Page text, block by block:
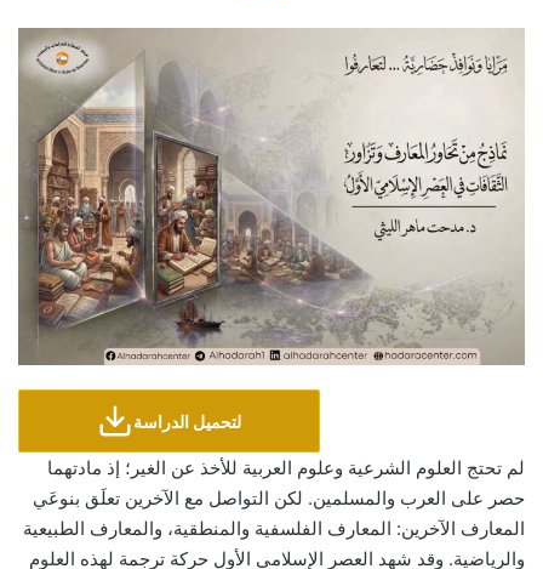
لتحميل الدراسة
لم تحتج العلوم الشرعية وعلوم العربية للأخذ عن الغير؛ إذ مادتهما
حصر على العرب والمسلمين. لكن التواصل مع الآخرين تعلَق بنوعَي
المعارف الآخرين: المعارف الفلسفية والمنطقية، والمعارف الطبيعية
والرياضية. وقد شهد العصر الإسلامي الأول حركة ترجمة لهذه العلوم